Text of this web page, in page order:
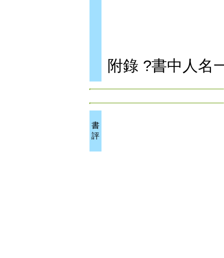
附錄 ?書中人名
書
評